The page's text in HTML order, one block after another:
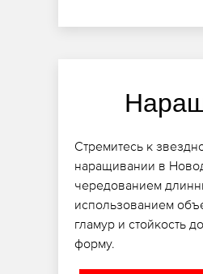
Стремитесь к
наращивании в
чередованием
использованием
гламур и стойкость
форму.